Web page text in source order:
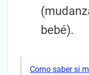
bebé).
Como saber si